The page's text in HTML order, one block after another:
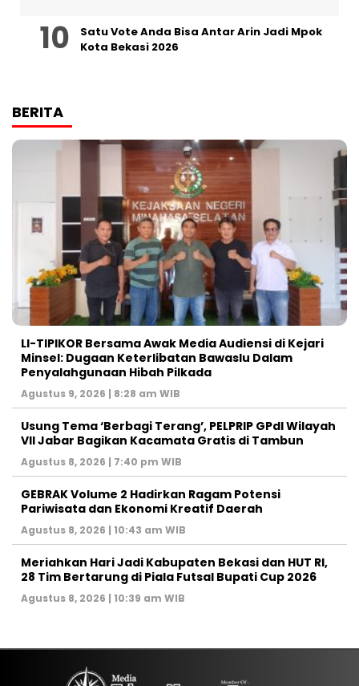
Satu Vote Anda Bisa Antar Arin Jadi Mpok
Kota Bekasi 2026
BERITA
LI-TIPIKOR Bersama Awak Media Audiensi di Kejari
Minsel: Dugaan Keterlibatan Bawaslu Dalam
Penyalahgunaan Hibah Pilkada
Agustus 9, 2026 | 8:28 am WIB
‎Usung Tema ‘Berbagi Terang’, PELPRIP GPdI Wilayah
VII Jabar Bagikan Kacamata Gratis di Tambun
Agustus 8, 2026 | 7:40 pm WIB
GEBRAK Volume 2 Hadirkan Ragam Potensi
Pariwisata dan Ekonomi Kreatif Daerah
Agustus 8, 2026 | 10:43 am WIB
Meriahkan Hari Jadi Kabupaten Bekasi dan HUT RI,
28 Tim Bertarung di Piala Futsal Bupati Cup 2026
Agustus 8, 2026 | 10:39 am WIB